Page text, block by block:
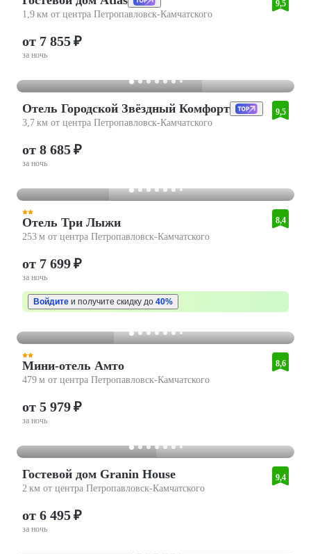
1,9 км от центра Петропавловск-Камчатского
9,5
от 7 855 ₽
за ночь
Отель Городской Звёздный Комфорт
3,7 км от центра Петропавловск-Камчатского
9,5
от 8 685 ₽
за ночь
Отель Три Лыжи
253 м от центра Петропавловск-Камчатского
8,4
от 7 699 ₽
за ночь
Войдите и получите скидку до 40%
Мини-отель Амто
479 м от центра Петропавловск-Камчатского
8,6
от 5 979 ₽
за ночь
Гостевой дом Granin House
2 км от центра Петропавловск-Камчатского
9,4
от 6 495 ₽
за ночь